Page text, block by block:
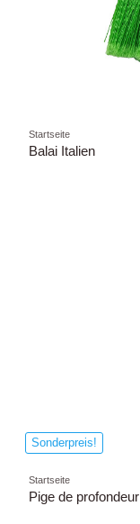
Startseite
Balai Italien
Sonderpreis!
Startseite
Pige de profondeur